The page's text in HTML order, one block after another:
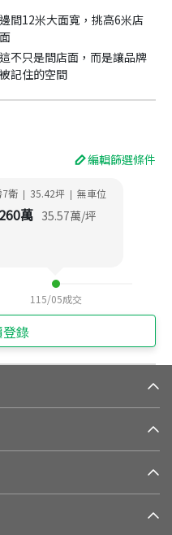
邊間12米大面寬，挑高6米店
面
這不只是間店面，而是讓品牌
被記住的空間
編輯篩選條件
7衛 | 35.42坪 | 無車位
萬 35.57萬/坪
115/05成交
錄